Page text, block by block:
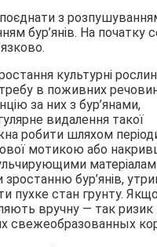
з
бур’янів. На початку
культурні
в поживних
за них з бур’янами,
видалення такої
робити шляхом
мотикою або
бур’янів,
пухке стан грунту.
вручну — так ризик
свежеобразованных